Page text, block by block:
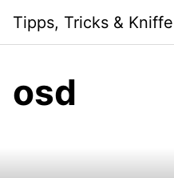
content
Tipps, Tricks & Kniffe
osd